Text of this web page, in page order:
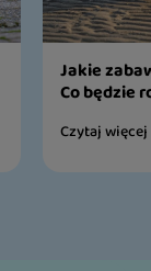
Jakie
Co będzie
Czytaj więcej